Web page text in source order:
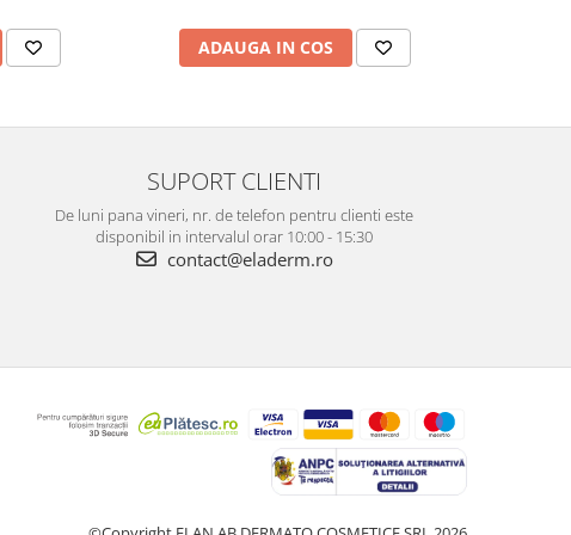
ADAUGA IN COS
SUPORT CLIENTI
De luni pana vineri, nr. de telefon pentru clienti este
disponibil in intervalul orar 10:00 - 15:30
contact@eladerm.ro